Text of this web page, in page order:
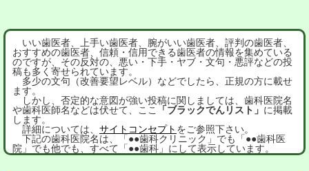
いい歯医者、上手い歯医者、腕がいい歯医者、評判の歯医者、
おすすめの歯医者、信頼・信用できる歯医者の情報を集めている
のですが、その反対の、悪い・下手・ヤブ・文句・悪評などの投
稿も多く寄せられています。
多少の文句（改善要望レベル）などでしたら、正規の方に載せ
ます。
しかし、否定的な意図が強い投稿に関しましては、歯科医院名
や歯科医師名などは伏せて、ここ
「ブラックでんリスト」 に掲載
します。
詳細については、 サイトコンセプト をご参照下さい。
下記の歯科医院名は、「●●歯科クリニック」でも「●●歯科医
院」でも他でも、すべて「●●歯科」にして表示しています。